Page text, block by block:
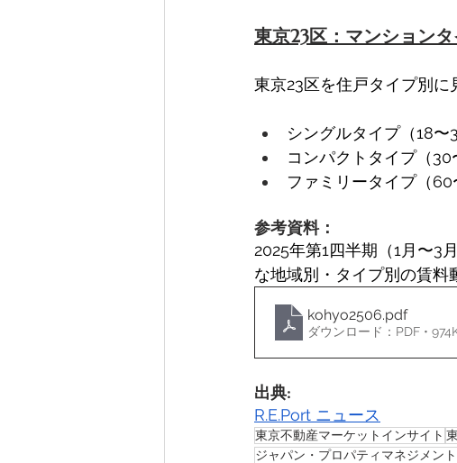
東京23区：マンション
東京23区を住戸タイプ別に
シングルタイプ（18〜
コンパクトタイプ（30
ファミリータイプ（60
参考資料：
2025年第1四半期（1月〜3
な地域別・タイプ別の賃料
kohyo2506.pdf
ダウンロード：PDF •
出典:
R.E.Port ニュース
東京不動産マーケットインサイト
ジャパン・プロパティマネジメン